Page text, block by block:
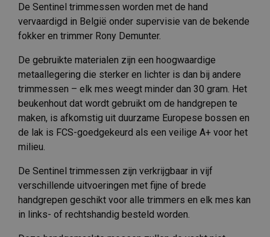
De Sentinel trimmessen worden met de hand
vervaardigd in België onder supervisie van de bekende
fokker en trimmer Rony Demunter.
De gebruikte materialen zijn een hoogwaardige
metaallegering die sterker en lichter is dan bij andere
trimmessen – elk mes weegt minder dan 30 gram. Het
beukenhout dat wordt gebruikt om de handgrepen te
maken, is afkomstig uit duurzame Europese bossen en
de lak is FCS-goedgekeurd als een veilige A+ voor het
milieu.
De Sentinel trimmessen zijn verkrijgbaar in vijf
verschillende uitvoeringen met fijne of brede
handgrepen geschikt voor alle trimmers en elk mes kan
in links- of rechtshandig besteld worden.